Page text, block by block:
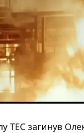
ТЕС загинув